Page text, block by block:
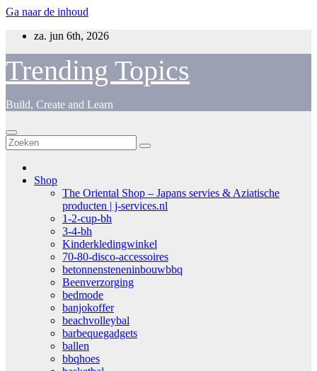
Ga naar de inhoud
za. jun 6th, 2026
Trending Topics
Build, Create and Learn
Shop
The Oriental Shop – Japans servies & Aziatische
producten | j-services.nl
1-2-cup-bh
3-4-bh
Kinderkledingwinkel
70-80-disco-accessoires
betonnensteneninbouwbbq
Beenverzorging
bedmode
banjokoffer
beachvolleybal
barbequegadgets
ballen
bbqhoes